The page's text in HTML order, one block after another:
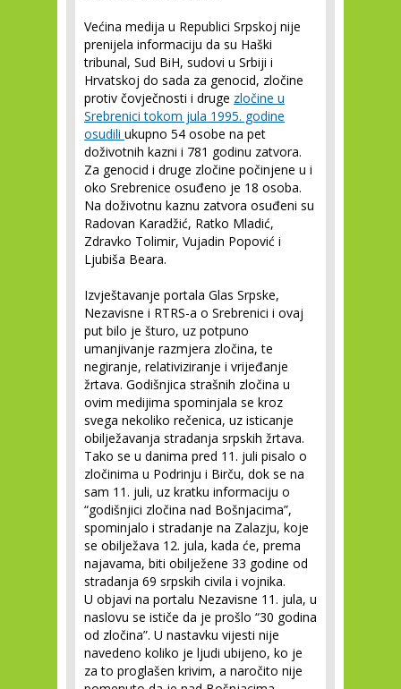
Većina medija u Republici Srpskoj nije
prenijela informaciju da su Haški
tribunal, Sud BiH, sudovi u Srbiji i
Hrvatskoj do sada za genocid, zločine
protiv čovječnosti i druge zločine u
Srebrenici tokom jula 1995. godine
osudili ukupno 54 osobe na pet
doživotnih kazni i 781 godinu zatvora.
Za genocid i druge zločine počinjene u i
oko Srebrenice osuđeno je 18 osoba.
Na doživotnu kaznu zatvora osuđeni su
Radovan Karadžić, Ratko Mladić,
Zdravko Tolimir, Vujadin Popović i
Ljubiša Beara.
Izvještavanje portala Glas Srpske,
Nezavisne i RTRS-a o Srebrenici i ovaj
put bilo je šturo, uz potpuno
umanjivanje razmjera zločina, te
negiranje, relativiziranje i vrijeđanje
žrtava. Godišnjica strašnih zločina u
ovim medijima spominjala se kroz
svega nekoliko rečenica, uz isticanje
obilježavanja stradanja srpskih žrtava.
Tako se u danima pred 11. juli pisalo o
zločinima u Podrinju i Birču, dok se na
sam 11. juli, uz kratku informaciju o
“godišnjici zločina nad Bošnjacima”,
spominjalo i stradanje na Zalazju, koje
se obilježava 12. jula, kada će, prema
najavama, biti obilježene 33 godine od
stradanja 69 srpskih civila i vojnika.
U objavi na portalu Nezavisne 11. jula, u
naslovu se ističe da je prošlo “30 godina
od zločina”. U nastavku vijesti nije
navedeno koliko je ljudi ubijeno, ko je
za to proglašen krivim, a naročito nije